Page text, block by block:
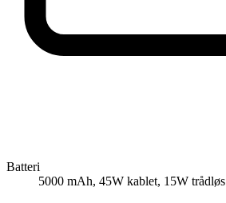
Batteri
5000 mAh, 45W kablet, 15W trådløs